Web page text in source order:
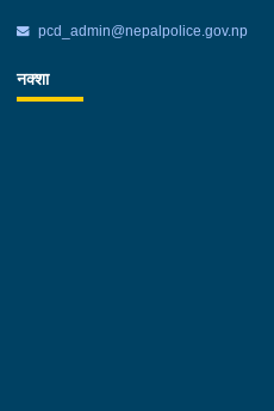
pcd_admin@nepalpolice.gov.np
नक्शा